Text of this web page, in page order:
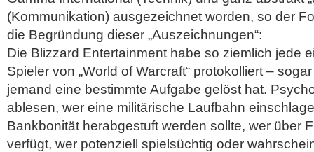
(Kommunikation) ausgezeichnet worden, so der
die Begründung dieser „Auszeichnungen“:
Die Blizzard Entertainment habe so ziemlich jede
Spieler von „World of Warcraft“ protokolliert –
jemand eine bestimmte Aufgabe gelöst hat.
ablesen, wer eine militärische Laufbahn
Bankbonität herabgestuft werden sollte, wer über
verfügt, wer potenziell spielsüchtig oder